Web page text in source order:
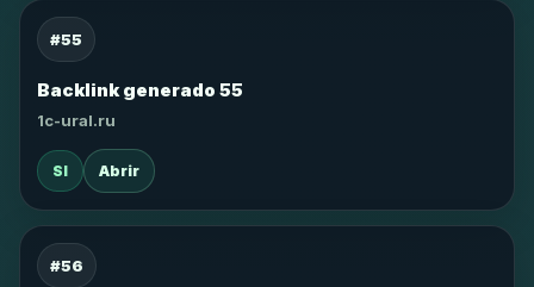
#55
Backlink generado 55
1c-ural.ru
SI Abrir
#56